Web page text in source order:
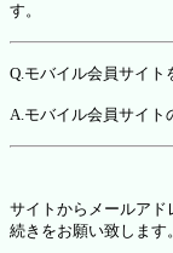
す。
Q.モバイル会員サイト
A.モバイル会員サイト
サイトからメールア
続きをお願い致します。